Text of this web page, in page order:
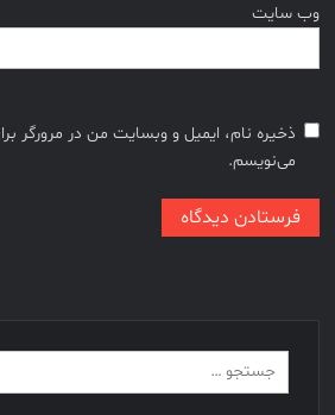
وب‌ سایت
ذخیره نام، ایمیل و وبسایت من در مرورگر
می‌نویسم.